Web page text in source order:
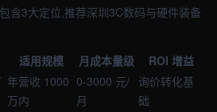
含3大定位,推荐深圳3C数码与硬件装备
适用规模 月成本量级
ROI 增益
年营收 1000
万内
0-3000 元/
月
询价转化基
础